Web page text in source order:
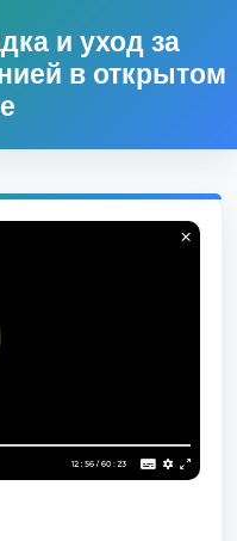
и уход за
в открытом